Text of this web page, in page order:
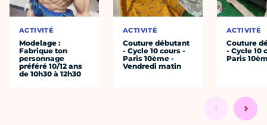
ACTIVITÉ
Modelage :
Fabrique ton
personnage
préféré 10/12 ans
de 10h30 à 12h30
ACTIVITÉ
Couture débutant
- Cycle 10 cours -
Paris 10ème -
Vendredi matin
ACTIVITÉ
Couture
- Cycle 10
Paris